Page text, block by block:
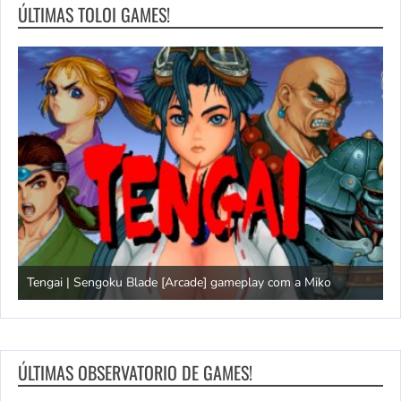
ÚLTIMAS TOLOI GAMES!
Tengai | Sengoku Blade [Arcade] gameplay com a Miko
ÚLTIMAS OBSERVATORIO DE GAMES!